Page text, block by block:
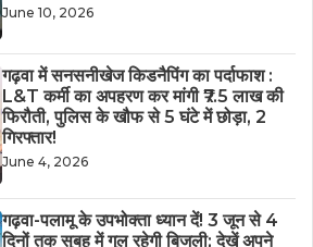
June 10, 2026
गढ़वा में सनसनीखेज किडनैपिंग का पर्दाफाश :
L&T कर्मी का अपहरण कर मांगी ₹7.5 लाख की
फिरौती, पुलिस के खौफ से 5 घंटे में छोड़ा, 2
गिरफ्तार!
June 4, 2026
गढ़वा-पलामू के उपभोक्ता ध्यान दें! 3 जून से 4
दिनों तक सुबह में गुल रहेगी बिजली; देखें अपने